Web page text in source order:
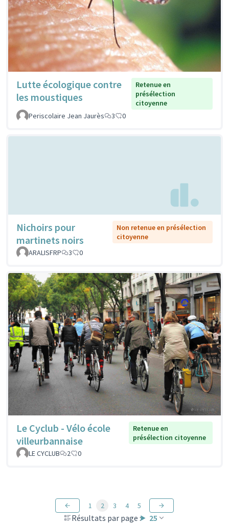
Lutte écologique contre
les moustiques
Retenue en
présélection
citoyenne
Periscolaire Jean Jaurès
3 0
Nichoirs pour
martinets noirs
Non retenue en présélection
citoyenne
ARALISFRP
3 0
Le Cyclub - Vélo école
villeurbannaise
Retenue en
présélection citoyenne
LE CYCLUB
2 0
Résultats par page : 25
1 2 3 4 5